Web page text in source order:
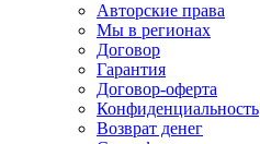
Авторские права
Мы в регионах
Договор
Гарантия
Договор-оферта
Конфиденциальность
Возврат денег